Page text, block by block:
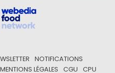
NOTIFICATIONS
MENTIONS LÉGALES CGU CPU